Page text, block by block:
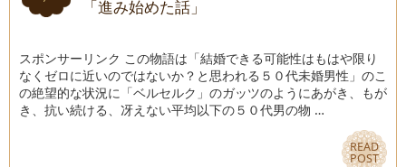
「進み始めた話」
スポンサーリンク この物語は「結婚できる可能性はもはや限り
なくゼロに近いのではないか？と思われる５０代未婚男性」のこ
の絶望的な状況に「ベルセルク」のガッツのようにあがき、もが
き、抗い続ける、冴えない平均以下の５０代男の物 …
READ
POST
READ
POST